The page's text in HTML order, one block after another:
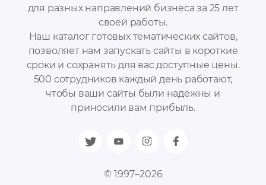
для разных направлений бизнеса за 25 лет
своей работы.
Наш каталог готовых тематических сайтов,
позволяет нам запускать сайты в короткие
сроки и сохранять для вас доступные цены.
500 сотрудников каждый день работают,
чтобы ваши сайты были надёжны и
приносили вам прибыль.
© 1997–2026